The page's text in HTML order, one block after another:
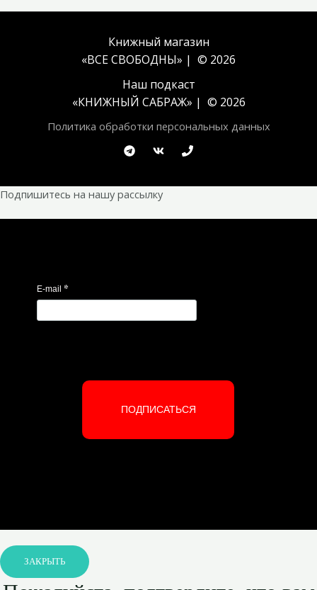
Книжный магазин
«ВСЕ СВОБОДНЫ» | © 2026
Наш подкаст
«КНИЖНЫЙ САБРАЖ» | © 2026
Политика обработки персональных данных
Подпишитесь на нашу рассылку
E-mail *
ПОДПИСАТЬСЯ
ЗАКРЫТЬ